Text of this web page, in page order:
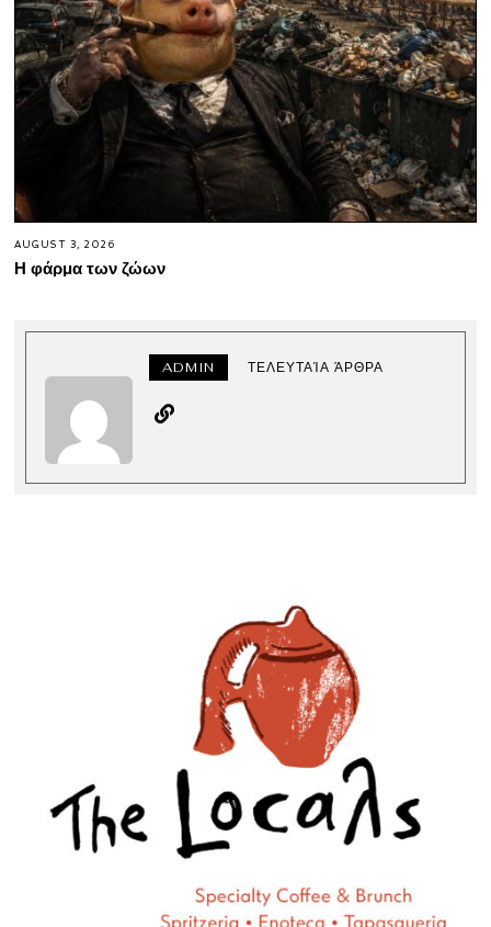
AUGUST 3, 2026
Η φάρμα των ζώων
ADMIN ΤΕΛΕΥΤΑΊΑ ΆΡΘΡΑ